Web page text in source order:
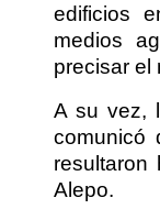
edificios
medios
precisar el
A su vez,
comunicó
resultaron
Alepo.